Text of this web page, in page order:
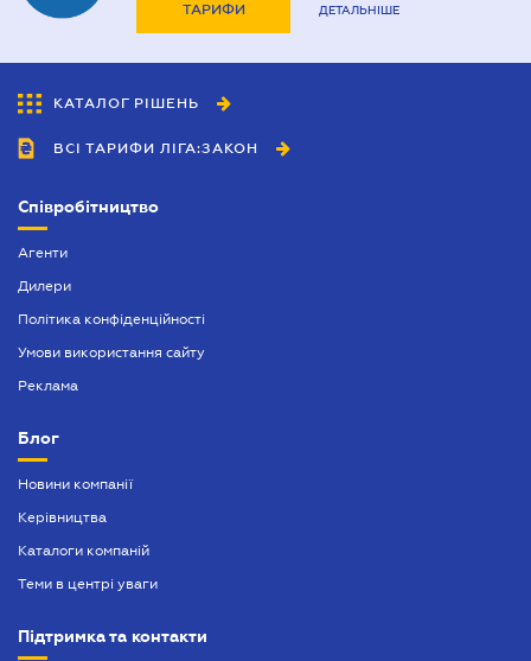
ТАРИФИ ДЕТАЛЬНІШЕ
КАТАЛОГ РІШЕНЬ
ВСІ ТАРИФИ ЛІГА:ЗАКОН
Співробітництво
Агенти
Дилери
Політика конфіденційності
Умови використання сайту
Реклама
Блог
Новини компанії
Керівництва
Каталоги компаній
Теми в центрі уваги
Підтримка та контакти